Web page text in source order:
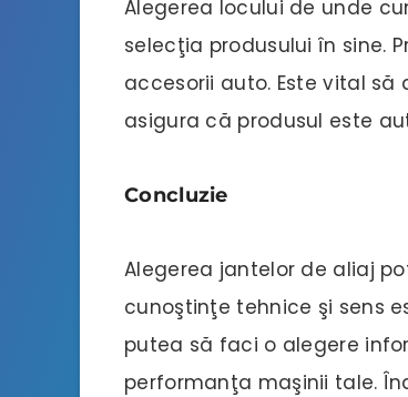
Alegerea locului de unde
selecţia produsului în sine.
accesorii auto. Este vital
asigura că produsul este
Concluzie
Alegerea jantelor de aliaj
cunoştinţe tehnice şi sens
putea să faci o alegere
performanţa maşinii tale.